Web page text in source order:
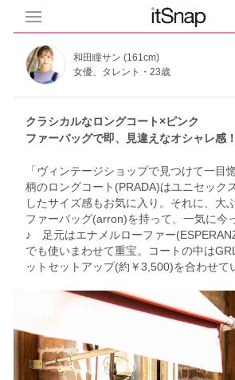
和田瞳サン (161cm)
女優、タレント・23歳
クラシカルなロングコート×ピンク
ファーバッグで即、見違えなオシャレ感！
「ヴィンテージショップで見つけて一目
柄のロングコート(PRADA)はユニセック
したサイズ感もお気に入り。それに、大
ファーバッグ(arron)を持って、一気に今
♪ 足元はエナメルローファー
でも使いまわせて重宝。コートの中は
ットセットアップ(約￥3,500)を合わせて